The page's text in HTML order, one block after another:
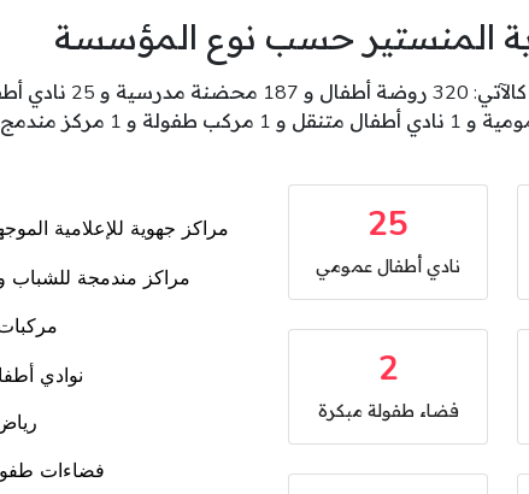
المنستير حسب نوع المؤسسة
25
نادي أطفال عمومي
2
فضاء طفولة مبكرة